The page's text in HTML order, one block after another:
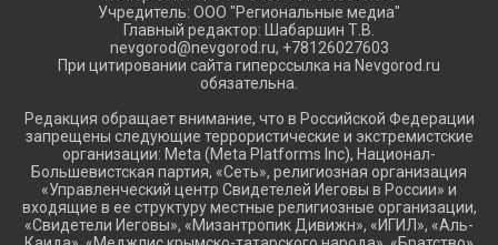
Учредитель: ООО "Региональные медиа"
Главный редактор: Шабаршин Т.В.
nevgorod@nevgorod.ru, +78126027603
При цитировании сайта гиперссылка на Nevgorod.ru
обязательна.
Редакция обращает внимание, что в Российской Федерации
запрещены следующие террористические и экстремистские
организации: Meta (Meta Platforms Inc), Национал-
Большевистская партия, «Сеть», религиозная организация
«Управленческий центр Свидетелей Иеговы в России» и
входящие в ее структуру местные религиозные организации,
«Свидетели Иеговы», «Мизантропик Дивижн», «ИГИЛ», «Аль-